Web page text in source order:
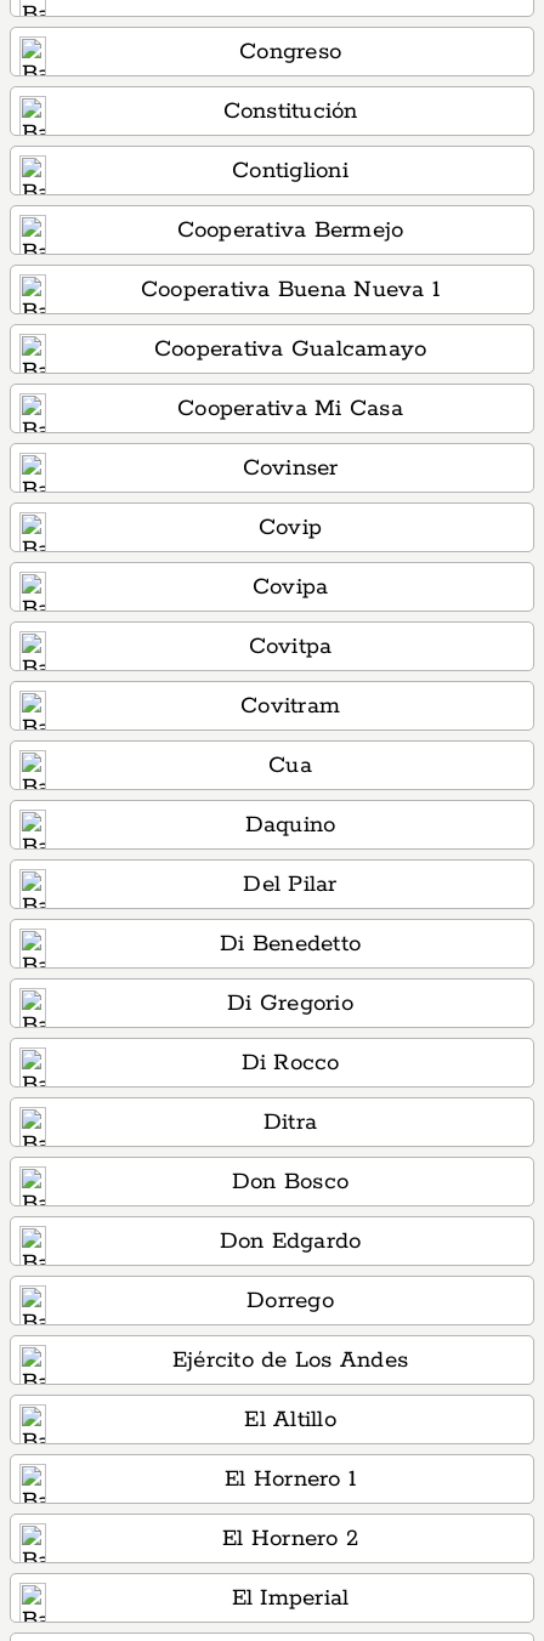
Congreso
Constitución
Contiglioni
Cooperativa Bermejo
Cooperativa Buena Nueva 1
Cooperativa Gualcamayo
Cooperativa Mi Casa
Covinser
Covip
Covipa
Covitpa
Covitram
Cua
Daquino
Del Pilar
Di Benedetto
Di Gregorio
Di Rocco
Ditra
Don Bosco
Don Edgardo
Dorrego
Ejército de Los Andes
El Altillo
El Hornero 1
El Hornero 2
El Imperial